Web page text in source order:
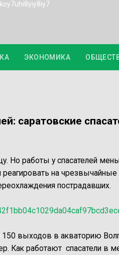
ЭКОНОМИКА
саратовские
Но работы у спасателей
реагировать на
пострадавших.
150 выходов в акваторию
Как работают спасатели в